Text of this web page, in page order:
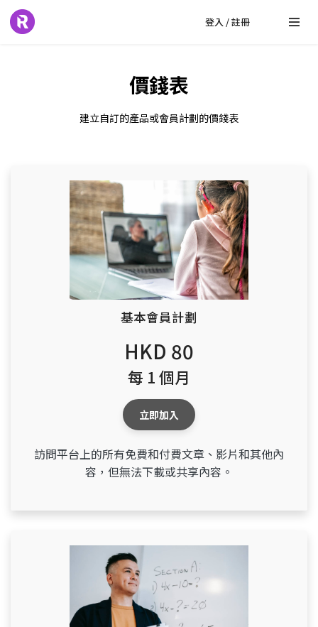
登入 / 註冊
價錢表
建立自訂的產品或會員計劃的價錢表
基本會員計劃
HKD 80
每 1 個月
立即加入
訪問平台上的所有免費和付費文章、影片和其他內
容，但無法下載或共享內容。